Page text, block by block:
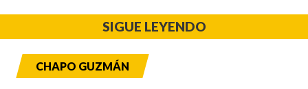
SIGUE LEYENDO
CHAPO GUZMÁN